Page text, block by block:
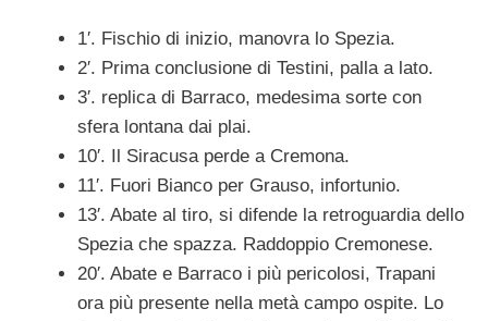
1′. Fischio di inizio, manovra lo Spezia.
2′. Prima conclusione di Testini, palla a lato.
3′. replica di Barraco, medesima sorte con
sfera lontana dai plai.
10′. Il Siracusa perde a Cremona.
11′. Fuori Bianco per Grauso, infortunio.
13′. Abate al tiro, si difende la retroguardia dello
Spezia che spazza. Raddoppio Cremonese.
20′. Abate e Barraco i più pericolosi, Trapani
ora più presente nella metà campo ospite. Lo